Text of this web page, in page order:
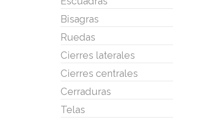
Bisagras
Ruedas
Cierres laterales
Cierres centrales
Cerraduras
Telas